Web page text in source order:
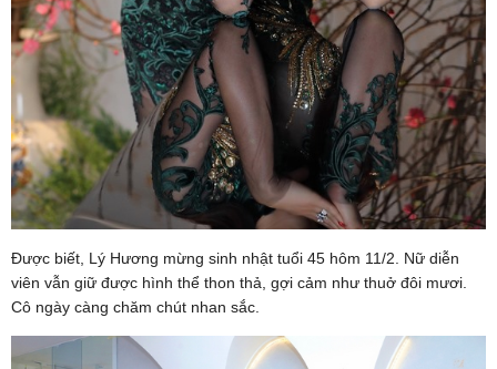
Được biết, Lý Hương mừng sinh nhật tuổi 45 hôm 11/2. Nữ diễn
viên vẫn giữ được hình thể thon thả, gợi cảm như thuở đôi mươi.
Cô ngày càng chăm chút nhan sắc.